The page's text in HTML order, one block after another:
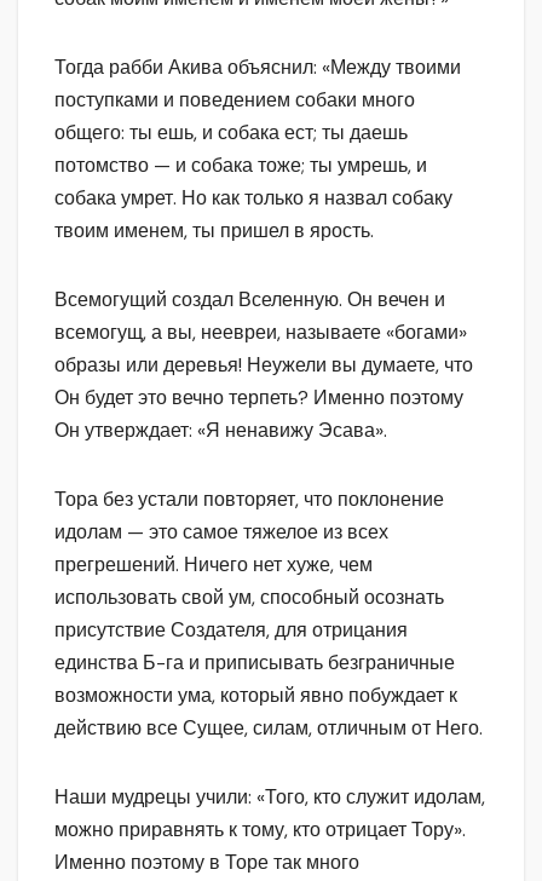
Тогда рабби Акива объяснил: «Между твоими
поступками и поведением собаки много
общего: ты ешь, и собака ест; ты даешь
потомство — и собака тоже; ты умрешь, и
собака умрет. Но как только я назвал собаку
твоим именем, ты пришел в ярость.
Всемогущий создал Вселенную. Он вечен и
всемогущ, а вы, неевреи, называете «богами»
образы или деревья! Неужели вы думаете, что
Он будет это вечно терпеть? Именно поэтому
Он утверждает: «Я ненавижу Эсава».
Тора без устали повторяет, что поклонение
идолам — это самое тяжелое из всех
прегрешений. Ничего нет хуже, чем
использовать свой ум, способный осознать
присутствие Создателя, для отрицания
единства Б-га и приписывать безграничные
возможности ума, который явно побуждает к
действию все Сущее, силам, отличным от Него.
Наши мудрецы учили: «Того, кто служит идолам,
можно приравнять к тому, кто отрицает Тору».
Именно поэтому в Торе так много